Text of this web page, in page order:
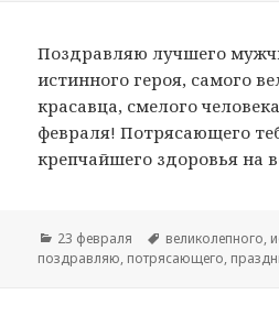
Поздравляю лучшего
истинного героя, самого
красавца, смелого
февраля! Потрясающего
крепчайшего здоровья на
Рубрики
23 февраля Метки
великолепного,
поздравляю, потрясающего,